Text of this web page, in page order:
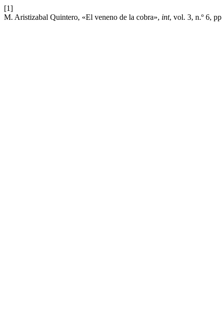
[1]
M. Aristizabal Quintero, «El veneno de la cobra», int, vol. 3, n.º 6,